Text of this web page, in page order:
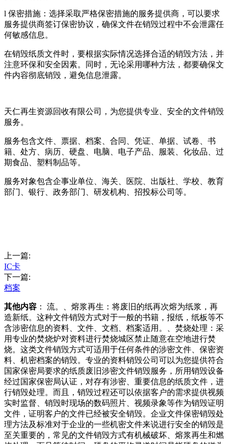
l 保密措施：选择采取严格保密措施的服务提供商，可以要求
服务提供商签订保密协议，确保文件在销毁过程中不会泄露任
何敏感信息。
在销毁纸质文件时，要根据实际情况选择合适的销毁方法，并
注意环保和安全因素。同时，无论采用哪种方法，都要确保文
件内容彻底销毁，避免信息泄露。
天仁再生资源回收有限公司，为您提供专业、安全的文件销毁
服务。
服务包含文件、票据、档案、合同、凭证、单据、试卷、书
籍、处方、病历、硬盘、电脑、电子产品、服装、化妆品、过
期食品、塑料制品等。
服务对象包含企事业单位、海关、医院、出版社、学校、教育
部门、银行、政务部门、研发机构、招投标公司等。
上一篇:
IC卡
下一篇:
档案
其他内容 ： 流。、熔浆再生：将废旧的纸再次熔为纸浆，再
造新纸。这种文件销毁方式对于一般的书籍，报纸，纸板等不
含涉密信息的资料、文件、文档、档案适用。、焚烧处理：采
用专业的焚烧炉对资料进行焚烧城区禁止随意在空地进行焚
烧。这类文件销毁方式可适用于任何条件的涉密文件、保密资
料、机密档案的销毁。专业的资料销毁公司可以为您提供符合
国家保密局要求的纸质废旧涉密文件销毁服务，所用销毁设备
经过国家保密局认证，对存有涉密、重要信息的纸质文件，进
行销毁处理。而且，销毁过程还可以依据客户的需求提供视频
实时监督、销毁时现场的数码照片、视频录象等作为销毁证明
文件，证明客户的文件已经被安全销毁。企业文件保密销毁处
理方法及标准对于企业的一些机密文件来说进行安全的销毁是
至关重要的，常见的文件销毁方式有机械破坏、熔浆再生和燃